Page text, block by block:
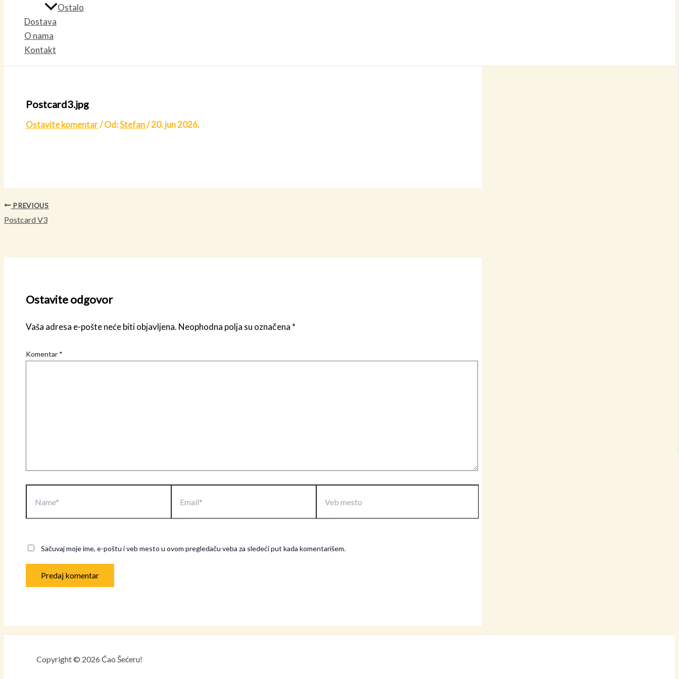
Ostalo
Dostava
O nama
Kontakt
Postcard3.jpg
Ostavite komentar/ Od:Stefan/20. jun 2026.
PREVIOUS
Postcard V3
Ostavite odgovor
Vaša adresa e-pošte neće biti objavljena. Neophodna polja su označena *
Komentar *
mesto
Sačuvaj moje ime, e-poštu i veb mesto u ovom pregledaču veba za sledeći put kada komentarišem.
Copyright © 2026 Ćao Šećeru!